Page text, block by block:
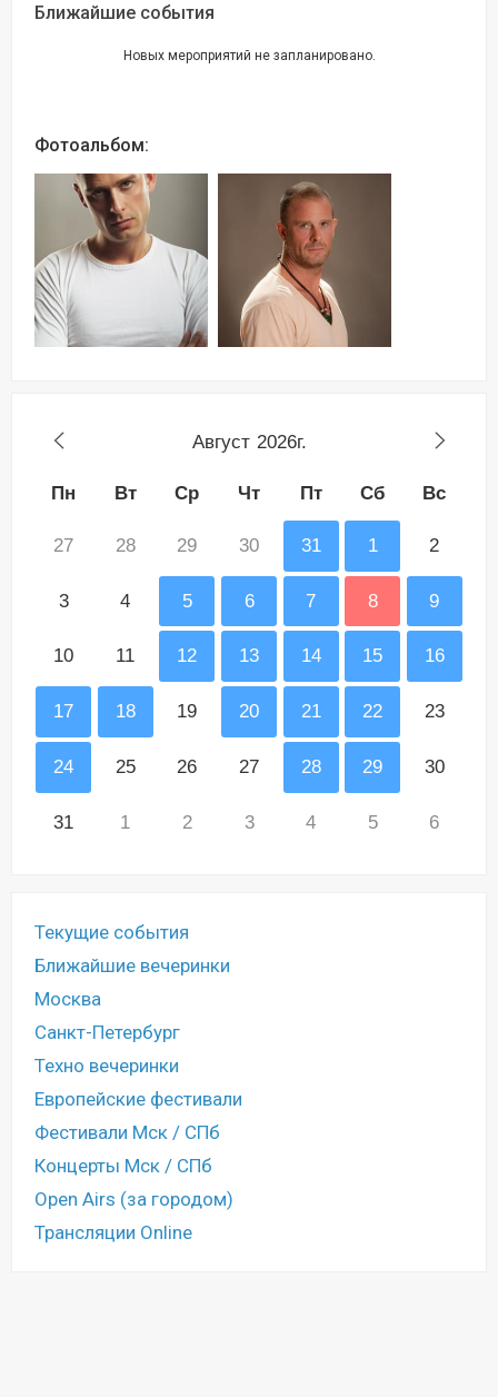
Ближайшие события
Новых мероприятий не запланировано.
Фотоальбом:
Август 2026г.
Пн Вт Ср Чт Пт Сб Вс
27 28 29 30 31 1 2
3 4 5 6 7 8 9
10 11 12 13 14 15 16
17 18 19 20 21 22 23
24 25 26 27 28 29 30
31 1 2 3 4 5 6
Текущие события
Ближайшие вечеринки
Москва
Санкт-Петербург
Техно вечеринки
Европейские фестивали
Фестивали Мск / СПб
Концерты Мск / СПб
Open Airs (за городом)
Трансляции Online